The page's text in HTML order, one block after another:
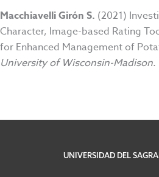
Macchiavelli Girón S. (2021)
Character, Image-based Rating
for Enhanced Management of
University of Wisconsin-Madison.
UNIVERSIDAD DEL